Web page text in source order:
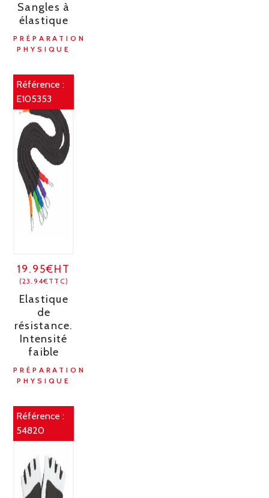
Sangles à
élastique
PRÉPARATION
PHYSIQUE
Référence :
E105353
19.95€HT
(23.94€TTC)
Elastique
de
résistance.
Intensité
faible
PRÉPARATION
PHYSIQUE
Référence :
54820